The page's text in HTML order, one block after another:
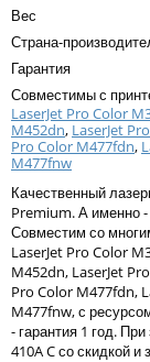
Samsung
Sharp
Toshiba
Xerox
Для
Ленточные
Тонер и
Вес
Страна-
Гарантия
Совместимы с
LaserJet Pro Color
M452dn, LaserJet
Pro Color M477fdn,
M477fnw
Качественный
Premium. А именно -
Совместим со
LaserJet Pro Color
M452dn, LaserJet
Pro Color M477fdn,
M477fnw, с
- гарантия 1 год.
410A C со скидкой и